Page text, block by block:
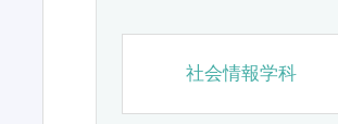
社会情報学科